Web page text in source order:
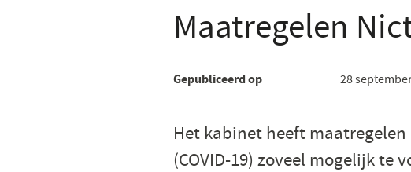
Maatregelen
Gepubliceerd op 28
Het kabinet heeft
(COVID-19) zoveel mogelijk